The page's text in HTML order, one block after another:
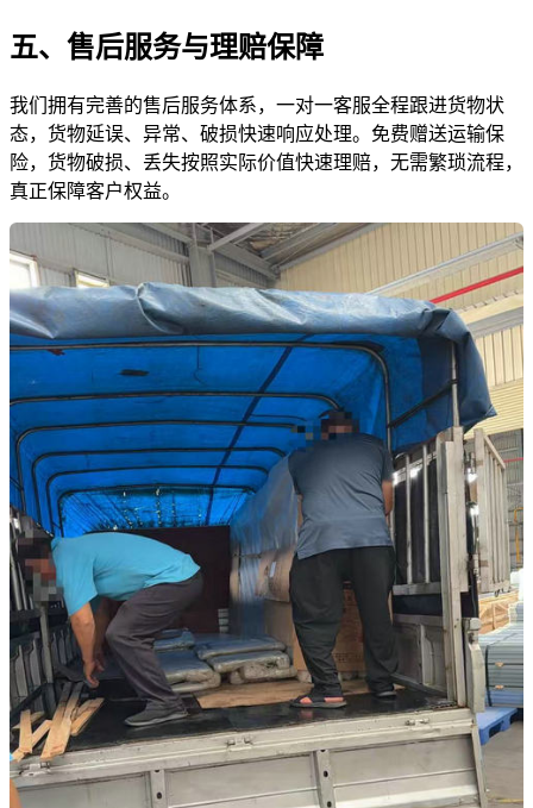
五、售后服务与理赔保障
我们拥有完善的售后服务体系，一对一客服全程跟进货物状
态，货物延误、异常、破损快速响应处理。免费赠送运输保
险，货物破损、丢失按照实际价值快速理赔，无需繁琐流程，
真正保障客户权益。